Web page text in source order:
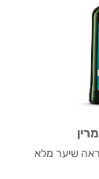
שיער מלא